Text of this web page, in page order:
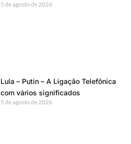
5 de agosto de 2026
Lula – Putin – A Ligação Telefônica
com vários significados
5 de agosto de 2026